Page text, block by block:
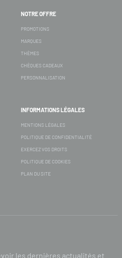
NOTRE OFFRE
PROMOTIONS
MARQUES
THÈMES
CHÈQUES CADEAUX
PERSONNALISATION
INFORMATIONS LÉGALES
MENTIONS LÉGALES
POLITIQUE DE CONFIDENTIALITÉ
EXERCEZ VOS DROITS
POLITIQUE DE COOKIES
PLAN DU SITE
les dernières actualités et